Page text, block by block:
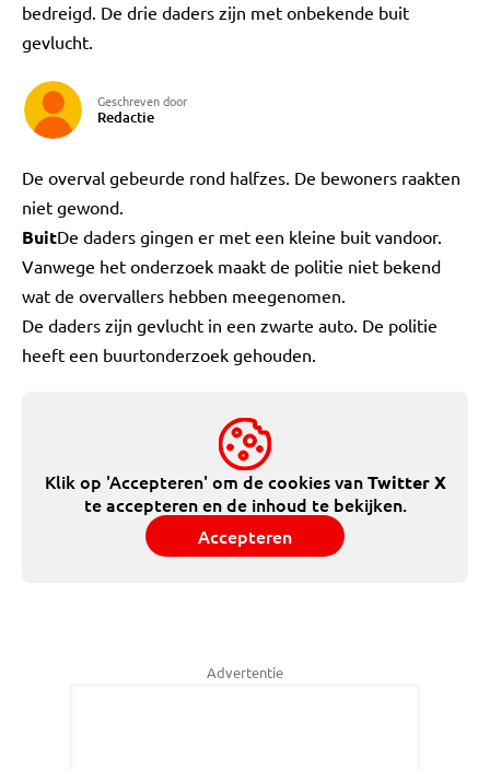
bedreigd. De drie daders zijn met onbekende buit
gevlucht.
Geschreven door
Redactie
De overval gebeurde rond halfzes. De bewoners raakten
niet gewond.
BuitDe daders gingen er met een kleine buit vandoor.
Vanwege het onderzoek maakt de politie niet bekend
wat de overvallers hebben meegenomen.
De daders zijn gevlucht in een zwarte auto. De politie
heeft een buurtonderzoek gehouden.
Klik op 'Accepteren' om de cookies vanTwitter X
te accepteren en de inhoud te bekijken.
Accepteren
Advertentie